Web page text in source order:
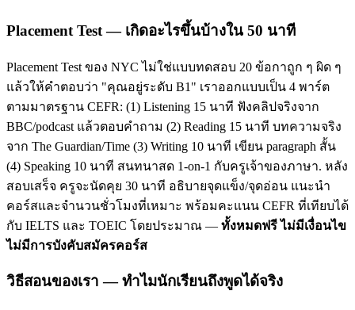
Placement Test — เกิดอะไรขึ้นบ้างใน 50 นาที
Placement Test ของ NYC ไม่ใช่แบบทดสอบ 20 ข้อกาถูก ๆ ผิด ๆ
แล้วให้คำตอบว่า "คุณอยู่ระดับ B1" เราออกแบบเป็น 4 พาร์ต
ตามมาตรฐาน CEFR: (1) Listening 15 นาที ฟังคลิปจริงจาก
BBC/podcast แล้วตอบคำถาม (2) Reading 15 นาที บทความจริง
จาก The Guardian/Time (3) Writing 10 นาที เขียน paragraph สั้น
(4) Speaking 10 นาที สนทนาสด 1-on-1 กับครูเจ้าของภาษา. หลัง
สอบเสร็จ ครูจะนัดคุย 30 นาที อธิบายจุดแข็ง/จุดอ่อน แนะนำ
คอร์สและจำนวนชั่วโมงที่เหมาะ พร้อมคะแนน CEFR ที่เทียบได้
กับ IELTS และ TOEIC โดยประมาณ — ทั้งหมดฟรี ไม่มีเงื่อนไข
ไม่มีการบังคับสมัครคอร์ส
วิธีสอนของเรา — ทำไมนักเรียนถึงพูดได้จริง